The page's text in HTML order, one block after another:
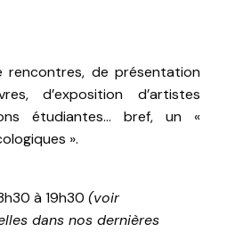
rencontres, de présentation
d’exposition d’artistes
étudiantes… bref, un «
».
à 19h30 (voir
dans nos dernières